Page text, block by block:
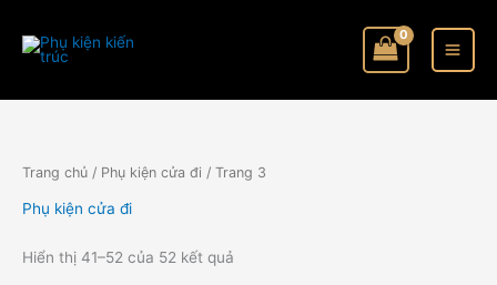
Trang chủ / Phụ kiện cửa đi / Trang 3
Phụ kiện cửa đi
Hiển thị 41–52 của 52 kết quả